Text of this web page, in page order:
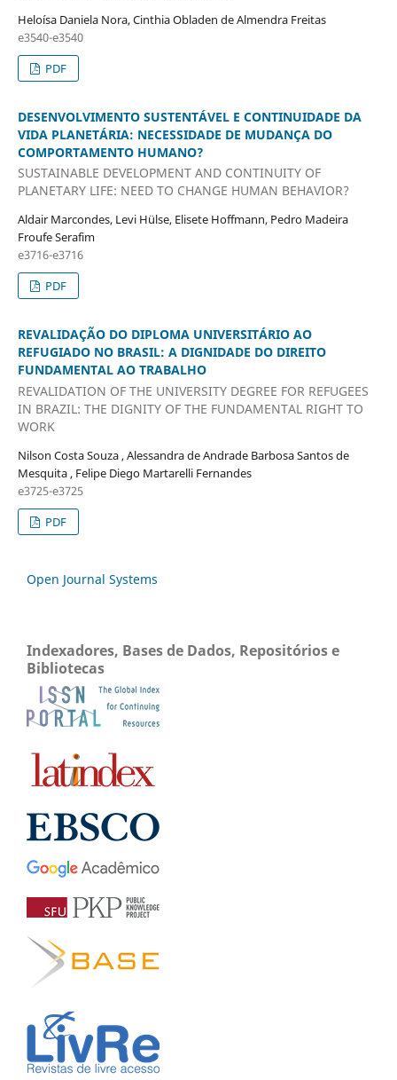
Heloísa Daniela Nora, Cinthia Obladen de Almendra Freitas
e3540-e3540
PDF
DESENVOLVIMENTO SUSTENTÁVEL E CONTINUIDADE DA
VIDA PLANETÁRIA: NECESSIDADE DE MUDANÇA DO
COMPORTAMENTO HUMANO?
SUSTAINABLE DEVELOPMENT AND CONTINUITY OF
PLANETARY LIFE: NEED TO CHANGE HUMAN BEHAVIOR?
Aldair Marcondes, Levi Hülse, Elisete Hoffmann, Pedro Madeira
Froufe Serafim
e3716-e3716
PDF
REVALIDAÇÃO DO DIPLOMA UNIVERSITÁRIO AO
REFUGIADO NO BRASIL: A DIGNIDADE DO DIREITO
FUNDAMENTAL AO TRABALHO
REVALIDATION OF THE UNIVERSITY DEGREE FOR REFUGEES
IN BRAZIL: THE DIGNITY OF THE FUNDAMENTAL RIGHT TO
WORK
Nilson Costa Souza , Alessandra de Andrade Barbosa Santos de
Mesquita , Felipe Diego Martarelli Fernandes
e3725-e3725
PDF
Open Journal Systems
Indexadores, Bases de Dados, Repositórios e
Bibliotecas